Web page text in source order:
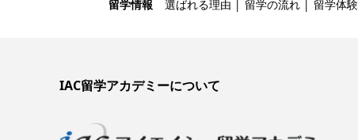
留学情報 選ばれる理由 留学の流れ 留学体
IAC留学アカデミーについて